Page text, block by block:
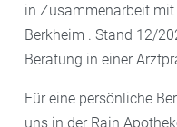
in Zusammenarbeit mit
Berkheim . Stand 12/
Beratung in einer
Für eine persönliche
uns in der Rain